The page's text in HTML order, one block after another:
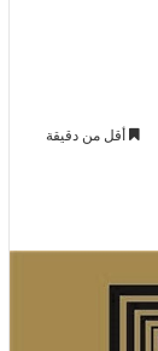
أقل من دقيقة